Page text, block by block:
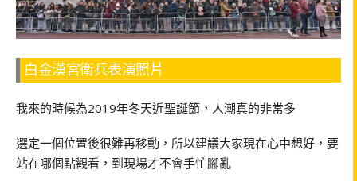
白金漢宮衛兵表演照片
我來的時候為2019年冬天近聖誕節，人潮真的非常多
選定一個位置後很難再移動，所以建議大家現在心中想好，要
站在哪個點觀看，到現場才不會手忙腳亂